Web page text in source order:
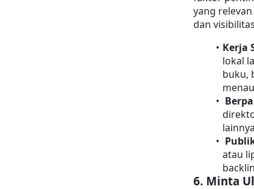
yang
dan
Kerja
lokal
buku,
atau
6. Minta